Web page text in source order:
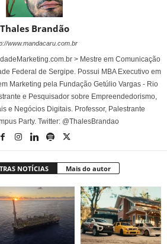
Thales Brandão
www.mandacaru.com.br
> Mestre em Comunicação
Federal de Sergipe. Possui MBA Executivo em
Marketing pela Fundação Getúlio Vargas - Rio
e Pesquisador sobre Empreendedorismo,
e Negócios Digitais. Professor, Palestrante
Party. Twitter: @ThalesBrandao
NOTÍCIAS Mais do autor